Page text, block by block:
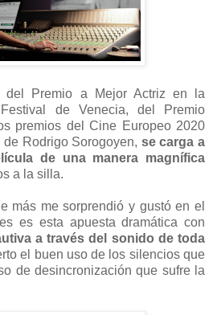
del Premio a Mejor Actriz en la
de Venecia, del Premio
premios del Cine Europeo 2020
Rodrigo Sorogoyen, se carga a
de una manera magnífica
a la silla.
más me sorprendió y gustó en el
es esta apuesta dramática con
a través del sonido de toda
el buen uso de los silencios que
de desincronización que sufre la